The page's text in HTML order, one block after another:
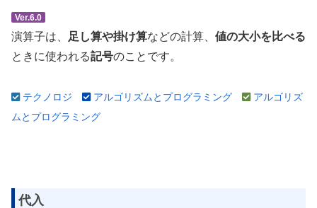
Ver.6.0
演算子は、 足し算や掛け算などの計算、 値の大小を比べる
ときに使われる記号のことです。
テクノロジ アルゴリズムとプログラミング
アルゴリズ
ムとプログラミング
代入